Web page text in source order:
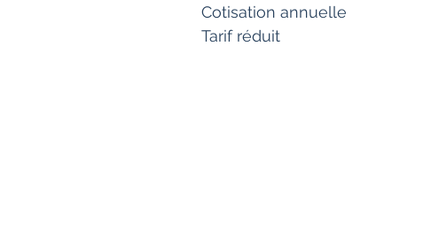
Cotisation annuelle
Tarif réduit